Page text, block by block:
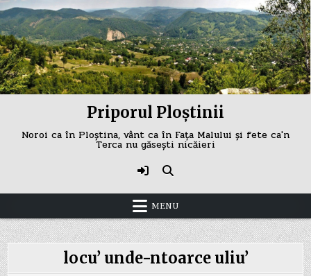
Skip
to
content
Priporul Ploștinii
Noroi ca în Ploștina, vânt ca în Fața Malului și fete ca'n
Terca nu găsești nicăieri
MENU
locu’ unde-ntoarce uliu’